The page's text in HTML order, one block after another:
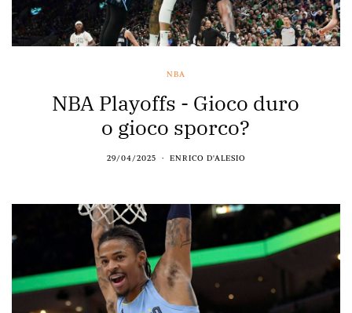
NBA
NBA Playoffs - Gioco duro
o gioco sporco?
29/04/2025 ENRICO D'ALESIO